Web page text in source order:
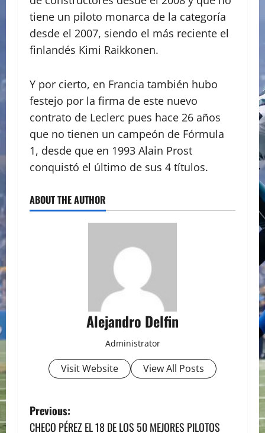
tiene un piloto monarca de la categoría
desde el 2007, siendo el más reciente el
finlandés Kimi Raikkonen.
Y por cierto, en Francia también hubo
festejo por la firma de este nuevo
contrato de Leclerc pues hace 26 años
que no tienen un campeón de Fórmula
1, desde que en 1993 Alain Prost
conquistó el último de sus 4 títulos.
ABOUT THE AUTHOR
Alejandro Delfin
Administrator
Visit Website View All Posts
P
Previous:
CHECO PÉREZ EL 18 DE LOS 50 MEJORES PILOTOS